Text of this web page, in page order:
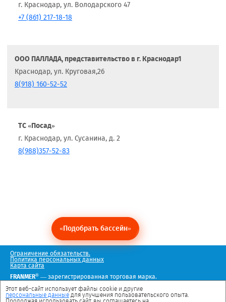
г. Краснодар, ул. Володарского 47
+7 (861) 217-18-18
ООО ПАЛЛАДА, представительство в г. Краснодар1
Краснодар, ул. Круговая,26
8(918) 160-52-52
ТС «Посад»
г. Краснодар, ул. Сусанина, д. 2
8(988)357-52-83
«Подобрать бассейн»
Ограничение обязательств.
Политика персональных данных
Карта сайта
FRANMER® — зарегистрированная торговая марка.
Мы в социальных сетях
Этот веб-сайт использует файлы cookie и другие
персональные данные для улучшения пользовательского опыта.